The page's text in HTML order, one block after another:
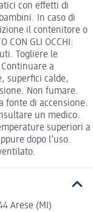
con effetti di
In caso di
il contenitore o
CON GLI OCCHI:
Togliere le
a
superfici calde,
Non fumare.
fonte di accensione.
un medico.
superiori a
dopo l’uso.
Arese (MI)